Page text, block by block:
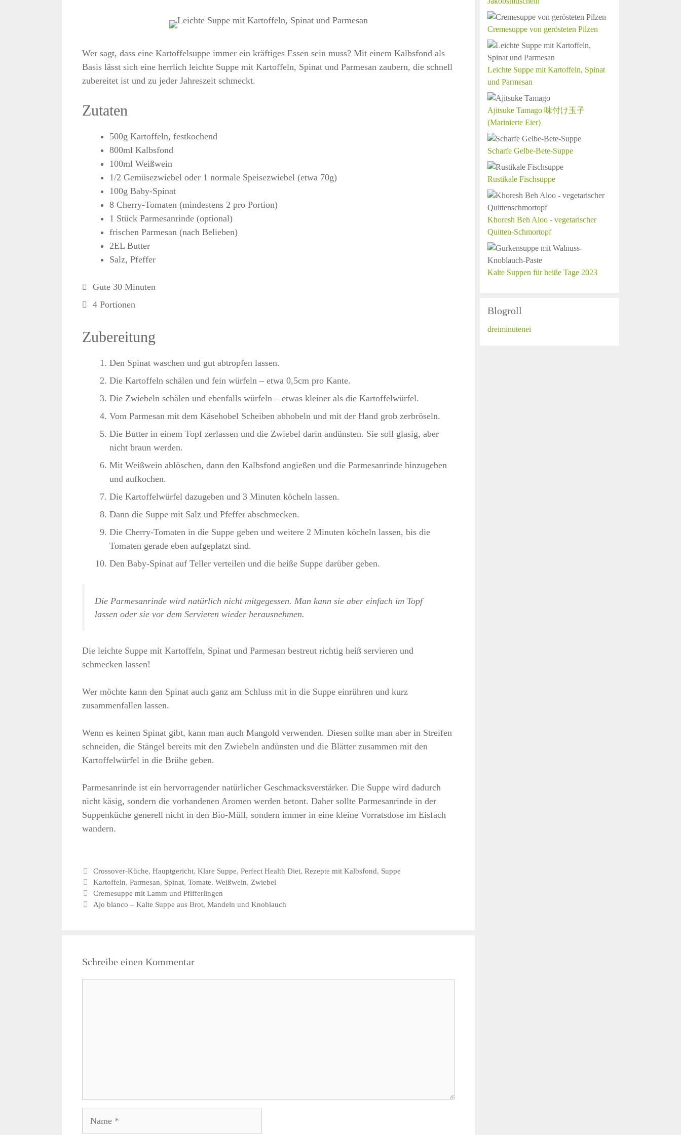
Wer sagt, dass eine Kartoffelsuppe immer ein kräftiges Essen sein muss? Mit einem Kalbsfond als
Basis lässt sich eine herrlich leichte Suppe mit Kartoffeln, Spinat und Parmesan zaubern, die schnell
zubereitet ist und zu jeder Jahreszeit schmeckt.
Zutaten
500g Kartoffeln, festkochend
800ml Kalbsfond
100ml Weißwein
1/2 Gemüsezwiebel oder 1 normale Speisezwiebel (etwa 70g)
100g Baby-Spinat
8 Cherry-Tomaten (mindestens 2 pro Portion)
1 Stück Parmesanrinde (optional)
frischen Parmesan (nach Belieben)
2EL Butter
Salz, Pfeffer
Gute 30 Minuten
4 Portionen
Zubereitung
Den Spinat waschen und gut abtropfen lassen.
Die Kartoffeln schälen und fein würfeln – etwa 0,5cm pro Kante.
Die Zwiebeln schälen und ebenfalls würfeln – etwas kleiner als die Kartoffelwürfel.
Vom Parmesan mit dem Käsehobel Scheiben abhobeln und mit der Hand grob zerbröseln.
Die Butter in einem Topf zerlassen und die Zwiebel darin andünsten. Sie soll glasig, aber
nicht braun werden.
Mit Weißwein ablöschen, dann den Kalbsfond angießen und die Parmesanrinde hinzugeben
und aufkochen.
Die Kartoffelwürfel dazugeben und 3 Minuten köcheln lassen.
Dann die Suppe mit Salz und Pfeffer abschmecken.
Die Cherry-Tomaten in die Suppe geben und weitere 2 Minuten köcheln lassen, bis die
Tomaten gerade eben aufgeplatzt sind.
Den Baby-Spinat auf Teller verteilen und die heiße Suppe darüber geben.
Die Parmesanrinde wird natürlich nicht mitgegessen. Man kann sie aber einfach im Topf
lassen oder sie vor dem Servieren wieder herausnehmen.
Die leichte Suppe mit Kartoffeln, Spinat und Parmesan bestreut richtig heiß servieren und
schmecken lassen!
Wer möchte kann den Spinat auch ganz am Schluss mit in die Suppe einrühren und kurz
zusammenfallen lassen.
Wenn es keinen Spinat gibt, kann man auch Mangold verwenden. Diesen sollte man aber in Streifen
schneiden, die Stängel bereits mit den Zwiebeln andünsten und die Blätter zusammen mit den
Kartoffelwürfel in die Brühe geben.
Parmesanrinde ist ein hervorragender natürlicher Geschmacksverstärker. Die Suppe wird dadurch
nicht käsig, sondern die vorhandenen Aromen werden betont. Daher sollte Parmesanrinde in der
Suppenküche generell nicht in den Bio-Müll, sondern immer in eine kleine Vorratsdose im Eisfach
wandern.
Kategorien
Crossover-Küche,Hauptgericht,Klare Suppe,Perfect Health Diet,Rezepte mit Kalbsfond, Suppe
Schlagwörter
Kartoffeln,Parmesan, Spinat,Tomate,Weißwein, Zwiebel
Cremesuppe mit Lamm und Pfifferlingen
Ajo blanco – Kalte Suppe aus Brot, Mandeln und Knoblauch
Schreibe einen Kommentar
Cremesuppe von gerösteten Pilzen
Leichte Suppe mit Kartoffeln, Spinat
und Parmesan
Ajitsuke Tamago 味付け玉子
(Marinierte Eier)
Scharfe Gelbe-Bete-Suppe
Rustikale Fischsuppe
Khoresh Beh Aloo - vegetarischer
Quitten-Schmortopf
Kalte Suppen für heiße Tage 2023
Blogroll
dreiminutenei